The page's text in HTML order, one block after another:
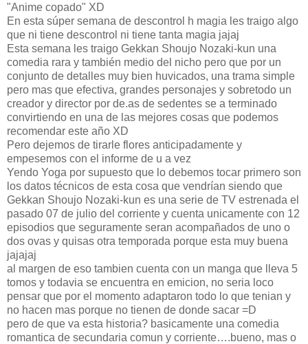
"Anime copado" XD
En esta súper semana de descontrol h magia les traigo algo
que ni tiene descontrol ni tiene tanta magia jajaj
Esta semana les traigo Gekkan Shoujo Nozaki-kun una
comedia rara y también medio del nicho pero que por un
conjunto de detalles muy bien huvicados, una trama simple
pero mas que efectiva, grandes personajes y sobretodo un
creador y director por de.as de sedentes se a terminado
convirtiendo en una de las mejores cosas que podemos
recomendar este año XD
Pero dejemos de tirarle flores anticipadamente y
empesemos con el informe de u a vez
Yendo Yoga por supuesto que lo debemos tocar primero son
los datos técnicos de esta cosa que vendrían siendo que
Gekkan Shoujo Nozaki-kun es una serie de TV estrenada el
pasado 07 de julio del corriente y cuenta unicamente con 12
episodios que seguramente seran acompañados de uno o
dos ovas y quisas otra temporada porque esta muy buena
jajajaj
al margen de eso tambien cuenta con un manga que lleva 5
tomos y todavia se encuentra en emicion, no seria loco
pensar que por el momento adaptaron todo lo que tenian y
no hacen mas porque no tienen de donde sacar =D
pero de que va esta historia? basicamente una comedia
romantica de secundaria comun y corriente….bueno, mas o